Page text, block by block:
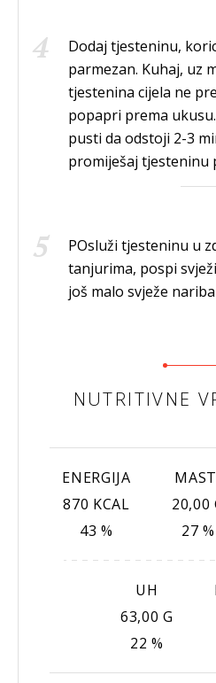
Dodaj tjesteninu,
parmezan. Kuhaj, uz
tjestenina cijela ne
popapri prema
pusti da odstoji 2-3
promiješaj tjesteninu
POsluži tjesteninu u
tanjurima, pospi
još malo svježe
NUTRITIVNE
ENERGIJA
870 KCAL
43 %
20,00
27 %
UH
63,00 G
22 %